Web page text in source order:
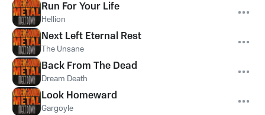
Run For Your Life
Hellion
Next Left Eternal Rest
The Unsane
Back From The Dead
Dream Death
Look Homeward
Gargoyle